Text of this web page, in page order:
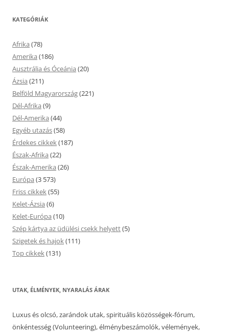
KATEGÓRIÁK
Afrika (78)
Amerika (186)
Ausztrália és Óceánia (20)
Ázsia (211)
Belföld Magyarország(221)
Dél-Afrika (9)
Dél-Amerika (44)
Egyéb utazás(58)
Érdekes cikkek(187)
Észak-Afrika (22)
Észak-Amerika (26)
Európa (3 573)
Friss cikkek(55)
Kelet-Ázsia (6)
Kelet-Európa (10)
Szép kártya az üdülési csekk helyett(5)
Szigetek és hajok(111)
Top cikkek(131)
UTAK, ÉLMÉNYEK, NYARALÁS ÁRAK
Luxus és olcsó, zarándok utak, spirituális közösségek-fórum,
önkéntesség (Volunteering), élménybeszámolók, vélemények,